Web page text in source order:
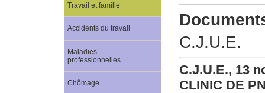
C.J.U.E.
C.J.U.E., 13
CLINIC DE
Travail et famille
Accidents du travail
Maladies
professionnelles
Chômage